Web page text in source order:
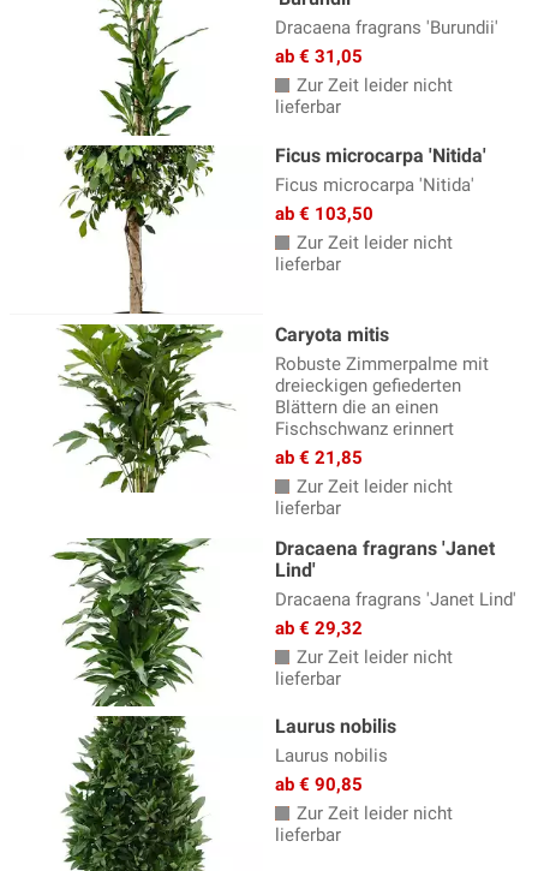
Dracaena fragrans 'Burundii'
ab € 31,05
Zur Zeit leider nicht
lieferbar
Ficus microcarpa 'Nitida'
Ficus microcarpa 'Nitida'
ab € 103,50
Zur Zeit leider nicht
lieferbar
Caryota mitis
Robuste Zimmerpalme mit
dreieckigen gefiederten
Blättern die an einen
Fischschwanz erinnert
ab € 21,85
Zur Zeit leider nicht
lieferbar
Dracaena fragrans 'Janet
Lind'
Dracaena fragrans 'Janet Lind'
ab € 29,32
Zur Zeit leider nicht
lieferbar
Laurus nobilis
Laurus nobilis
ab € 90,85
Zur Zeit leider nicht
lieferbar